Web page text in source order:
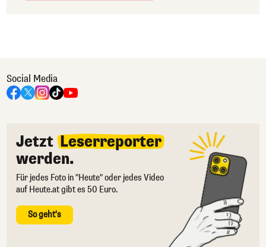
Social Media
Jetzt Leserreporter
werden.
Für jedes Foto in "Heute" oder jedes Video
auf Heute.at gibt es 50 Euro.
So geht's